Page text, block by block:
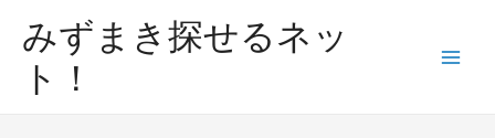
みずまき探せるネッ
ト！